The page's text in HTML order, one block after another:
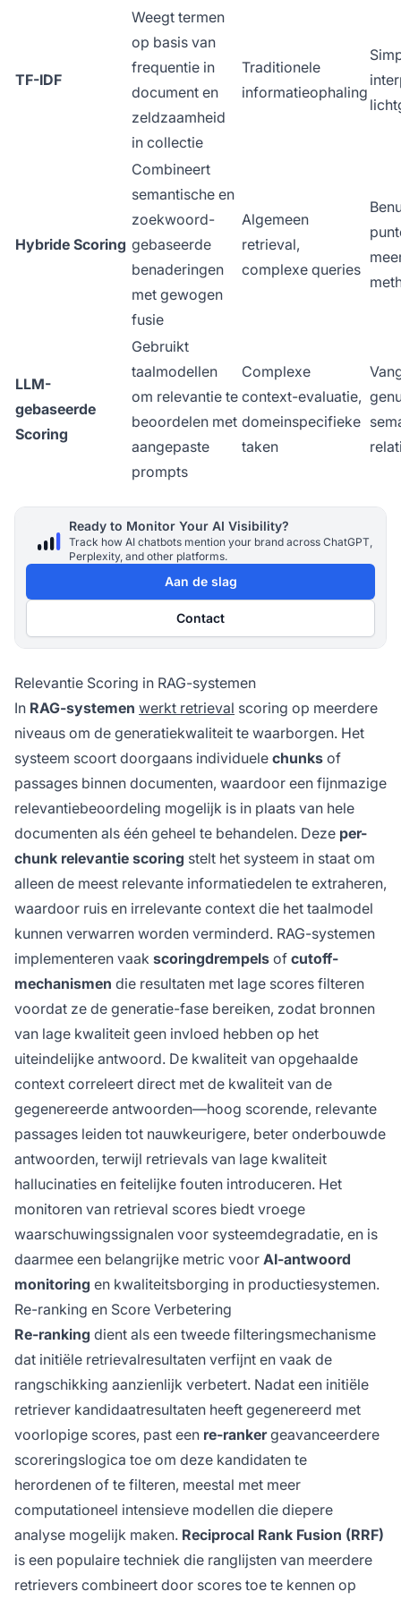
TF-IDF
Weegt termen
op basis van
frequentie in
document en
zeldzaamheid
in collectie
Traditionele
informatieophaling
Hybride Scoring
Combineert
semantische en
zoekwoord-
gebaseerde
benaderingen
met gewogen
fusie
Algemeen
retrieval,
complexe queries
LLM-
gebaseerde
Scoring
Gebruikt
taalmodellen
om relevantie te
beoordelen met
aangepaste
prompts
Complexe
context-evaluatie,
domeinspecifieke
taken
Ready to Monitor Your AI Visibility?
Track how AI chatbots mention your brand across ChatGPT,
Perplexity, and other platforms.
Aan de slag
Contact
Relevantie Scoring in RAG-systemen
In RAG-systemen werkt retrieval scoring op meerdere
niveaus om de generatiekwaliteit te waarborgen. Het
systeem scoort doorgaans individuele chunks of
passages binnen documenten, waardoor een fijnmazige
relevantiebeoordeling mogelijk is in plaats van hele
documenten als één geheel te behandelen. Deze per-
chunk relevantie scoring stelt het systeem in staat om
alleen de meest relevante informatiedelen te extraheren,
waardoor ruis en irrelevante context die het taalmodel
kunnen verwarren worden verminderd. RAG-systemen
implementeren vaak scoringdrempels of cutoff-
mechanismen die resultaten met lage scores filteren
voordat ze de generatie-fase bereiken, zodat bronnen
van lage kwaliteit geen invloed hebben op het
uiteindelijke antwoord. De kwaliteit van opgehaalde
context correleert direct met de kwaliteit van de
gegenereerde antwoorden—hoog scorende, relevante
passages leiden tot nauwkeurigere, beter onderbouwde
antwoorden, terwijl retrievals van lage kwaliteit
hallucinaties en feitelijke fouten introduceren. Het
monitoren van retrieval scores biedt vroege
waarschuwingssignalen voor systeemdegradatie, en is
daarmee een belangrijke metric voor AI-antwoord
monitoring en kwaliteitsborging in productiesystemen.
Re-ranking en Score Verbetering
Re-ranking dient als een tweede filteringsmechanisme
dat initiële retrievalresultaten verfijnt en vaak de
rangschikking aanzienlijk verbetert. Nadat een initiële
retriever kandidaatresultaten heeft gegenereerd met
voorlopige scores, past een re-rankergeavanceerdere
scoreringslogica toe om deze kandidaten te
herordenen of te filteren, meestal met meer
computationeel intensieve modellen die diepere
analyse mogelijk maken. Reciprocal Rank Fusion (RRF)
is een populaire techniek die ranglijsten van meerdere
retrievers combineert door scores toe te kennen op